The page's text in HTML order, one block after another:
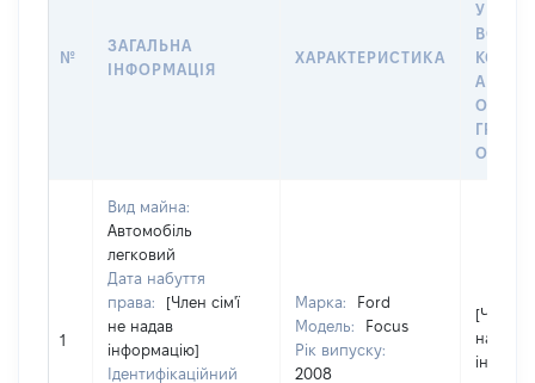
№
ЗАГАЛЬНА
ІНФОРМАЦІЯ
ХАРАКТЕРИСТИКА
У
АБО
1
Вид майна:
Автомобіль
легковий
Дата набуття
права:
[Член сім'ї
не надав
інформацію]
Ідентифікаційний
Марка:
Ford
Модель:
Focus
Рік випуску:
2008
[Член
надав